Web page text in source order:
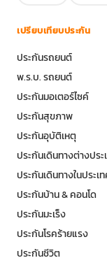
เปรียบเทียบประกัน
ประกันรถยนต์
พ.ร.บ. รถยนต์
ประกันมอเตอร์ไซค์
ประกันสุขภาพ
ประกันอุบัติเหตุ
ประกันเดินทางต่างประ
ประกันเดินทางในประเ
ประกันบ้าน & คอนโด
ประกันมะเร็ง
ประกันโรคร้ายแรง
ประกันชีวิต